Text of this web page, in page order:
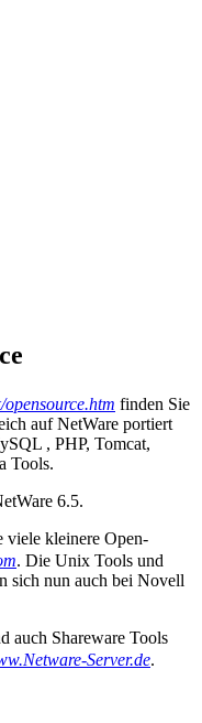
finden Sie
auf NetWare portiert
, PHP, Tomcat,
Tools.
6.5.
viele kleinere Open-
. Die Unix Tools und
sich nun auch bei Novell
auch Shareware Tools
Server.de.